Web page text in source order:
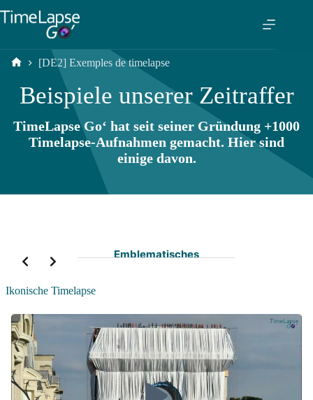
[DE2] Exemples de timelapse
Beispiele unserer Zeitraffer
TimeLapse Go‘ hat seit seiner Gründung +1000
Timelapse-Aufnahmen gemacht. Hier sind
einige davon.
Emblematisches
Ikonische Timelapse